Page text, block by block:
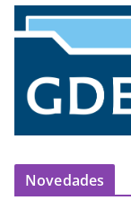
Novedades